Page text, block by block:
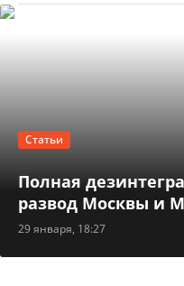
Статьи
Полная
развод Москвы и
29 января, 18:27